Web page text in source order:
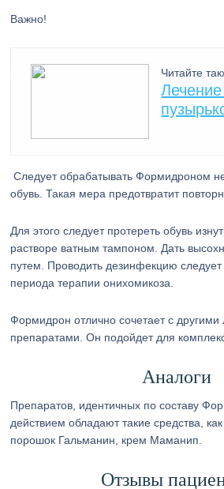
Важно!
Читайте
Следует обрабатывать Формидроном
обувь. Такая мера предотвратит
Для этого следует протереть обувь
растворе ватным тампоном. Дать
путем. Проводить дезинфекцию следует
периода терапии онихомикоза.
Формидрон отлично сочетает с другими
препаратами. Он подойдет для
Аналоги
Препаратов, идентичных по составу
действием обладают такие средства,
порошок Гальманин, крем Маманип.
Отзывы